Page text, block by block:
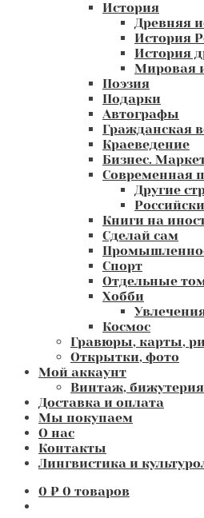
История
Древняя
История
История
Мировая
Поэзия
Подарки
Автографы
Гражданская
Краеведение
Бизнес.
Современная
Другие
Книги на
Сделай сам
Спорт
Отдельные
Хобби
Космос
Гравюры, карты,
Открытки, фото
Мой аккаунт
Винтаж,
Доставка и оплата
Мы покупаем
О нас
Контакты
Лингвистика и
0 ₽ 0 товаров